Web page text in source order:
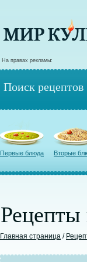
На правах рекламы:
Поиск рецептов
Первые блюда Вторые
Рецепты
Главная страница /